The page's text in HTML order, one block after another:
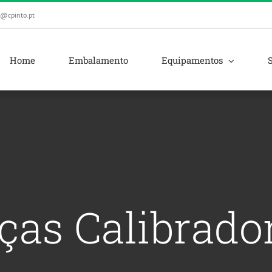
Home Embalamento Equipamentos